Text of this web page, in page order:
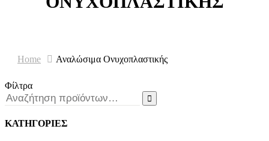
Home Αναλώσιμα Ονυχοπλαστικής
Φίλτρα

ΚΑΤΗΓΟΡΙΕΣ